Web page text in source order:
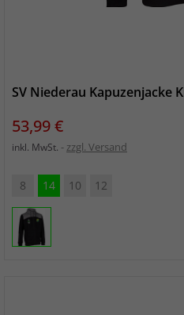
SV Niederau Kapuzenjacke
Preis
53,99 €
inkl. MwSt. zzgl. Versand
8 14 10 12